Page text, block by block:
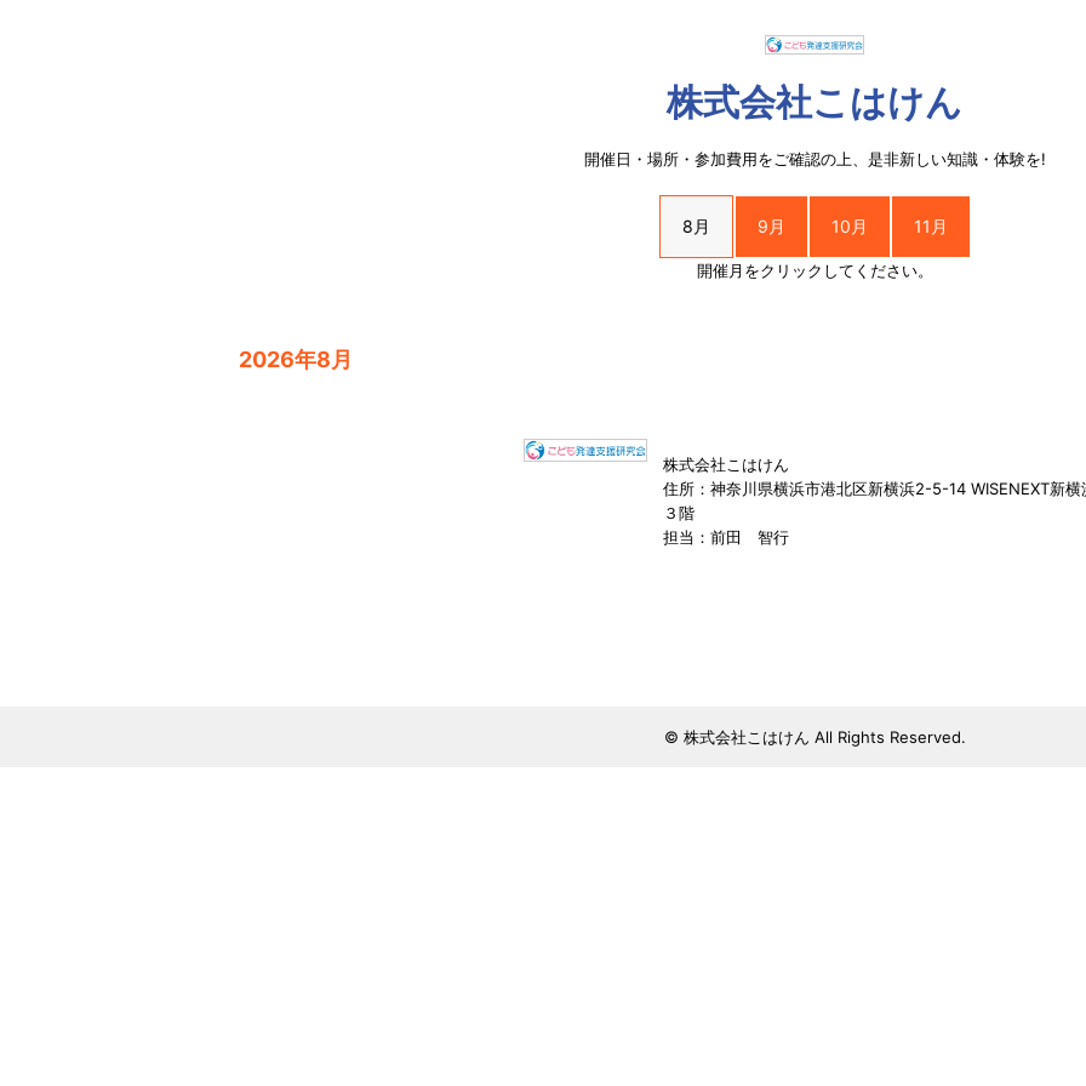
株式会社こはけん
開催日・場所・参加費用をご確認の上、是非新しい知識・体験を!
8月 9月 10月 11月
開催月をクリックしてください。
2026年8月
株式会社こはけん
住所：神奈川県横浜市港北区新横浜2-5-14 WISENEXT新横
３階
担当：前田 智行
© 株式会社こはけん All Rights Reserved.